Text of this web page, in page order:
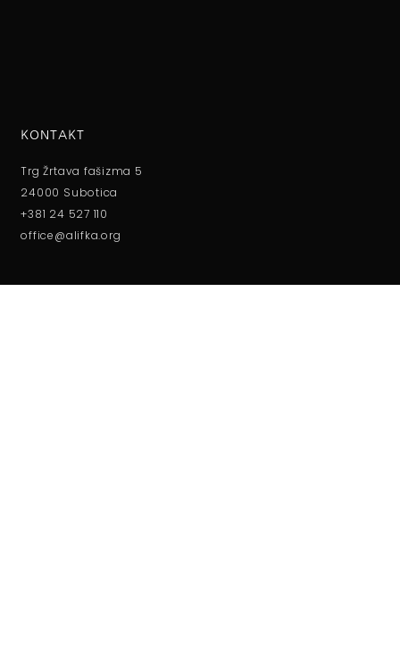
KONTAKT
Trg Žrtava fašizma 5
24000 Subotica
+381 24 527 110
office@alifka.org